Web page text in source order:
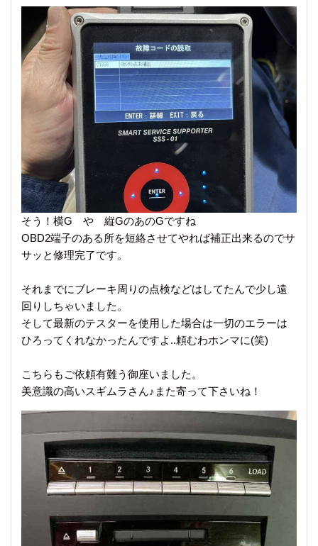
そう！横G や 縦GのあのGですね
OBD2端子のある所を短絡させてやれば補正出来るのでサ
サッと修理完了です。
それまでにブレーキ周りの点検などはしてたんで少し遠
回りしちゃいました。
そして最新のテスターを使用した場合は一切のエラーは
ひろってくれなかったんですよ..頼むわホンマに(笑)
こちらもご依頼有難う御座いました。
美意識の高いスギムラさん♪また寄って下さいね！